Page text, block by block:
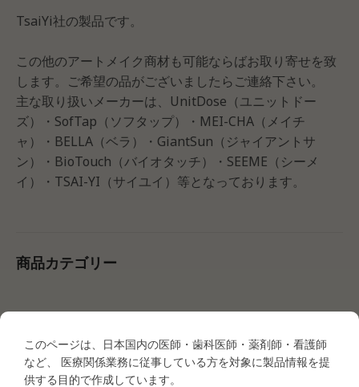
TsaiYi社の製品です。
この他のアートメイク商材も可能ならばお取り寄せを致
します。ご希望の品がございましたらご連絡下さい。
主な取り扱いメーカーは、UnitDose（ユニットドー
ズ）・SofTap（ソフタップ）・MEI-CHA（メイチ
ャ）・BELLA（ベラ）・GiantSun（ジャイアントサ
ン）・BioTouch（バイオタッチ）・SEEME（シーメ
イ）・TSAI-YI（サイユイ）等となっております。
商品カテゴリー
・タトゥー商材＜マシン関連＞
MEI-CHA LUMI
MEI-CHA IRIS
このページは、日本国内の医師・歯科医師・薬剤師・看護師
など、 医療関係業務に従事している方を対象に製品情報を提
供する目的で作成しています。